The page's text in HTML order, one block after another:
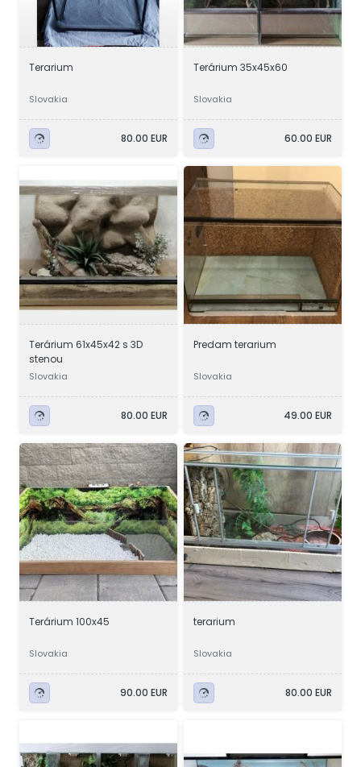
Terarium
Slovakia
80.00 EUR
Terárium 35x45x60
Slovakia
60.00 EUR
Terárium 61x45x42 s 3D
stenou
Slovakia
80.00 EUR
Predam terarium
Slovakia
49.00 EUR
Terárium 100x45
Slovakia
90.00 EUR
terarium
Slovakia
80.00 EUR